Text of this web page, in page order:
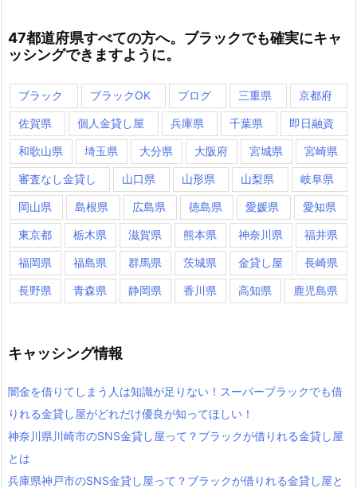
47都道府県すべての方へ。ブラックでも確実にキャ
ッシングできますように。
ブラック ブラックOK ブログ 三重県 京都府
佐賀県 個人金貸し屋 兵庫県 千葉県 即日融資
和歌山県 埼玉県 大分県 大阪府 宮城県 宮崎県
審査なし金貸し 山口県 山形県 山梨県 岐阜県
岡山県 島根県 広島県 徳島県 愛媛県 愛知県
東京都 栃木県 滋賀県 熊本県 神奈川県 福井県
福岡県 福島県 群馬県 茨城県 金貸し屋 長崎県
長野県 青森県 静岡県 香川県 高知県 鹿児島県
キャッシング情報
闇金を借りてしまう人は知識が足りない！スーパーブラックでも借
りれる金貸し屋がどれだけ優良が知ってほしい！
神奈川県川崎市のSNS金貸し屋って？ブラックが借りれる金貸し屋
とは
兵庫県神戸市のSNS金貸し屋って？ブラックが借りれる金貸し屋と